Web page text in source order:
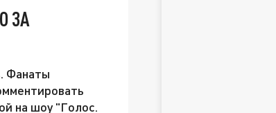
ЗА
Фанаты
на шоу "Голос.